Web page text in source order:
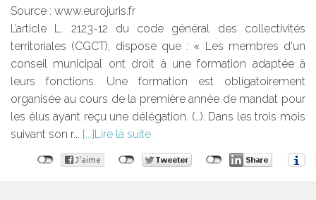
Source : www.eurojuris.fr
L’article L. 2123-12 du code général des collectivités
territoriales (CGCT), dispose que : « Les membres d'un
conseil municipal ont droit à une formation adaptée à
leurs fonctions. Une formation est obligatoirement
organisée au cours de la première année de mandat pour
les élus ayant reçu une délégation. (…). Dans les trois mois
suivant son r...
Lire la suite